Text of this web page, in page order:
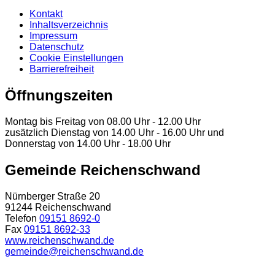
Kontakt
Inhaltsverzeichnis
Impressum
Datenschutz
Cookie Einstellungen
Barrierefreiheit
Öffnungszeiten
Montag bis Freitag von 08.00 Uhr - 12.00 Uhr
zusätzlich Dienstag von 14.00 Uhr - 16.00 Uhr und
Donnerstag von 14.00 Uhr - 18.00 Uhr
Gemeinde Reichenschwand
Nürnberger Straße 20
91244 Reichenschwand
Telefon 09151 8692-0
Fax 09151 8692-33
www.reichenschwand.de
gemeinde@reichenschwand.de